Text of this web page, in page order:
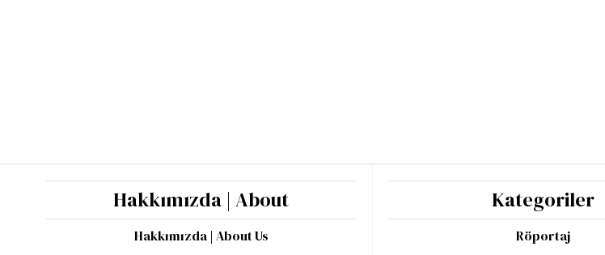
Hakkımızda | About
Hakkımızda | About Us
Kategoriler
Röportaj